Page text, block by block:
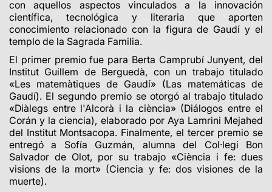
con aquellos aspectos vinculados a la innovación
científica, tecnológica y literaria que aporten
conocimiento relacionado con la figura de Gaudí y el
templo de la Sagrada Familia.
El primer premio fue para Berta Camprubí Junyent, del
Institut Guillem de Berguedà, con un trabajo titulado
«Les matemàtiques de Gaudí» (Las matemáticas de
Gaudí). El segundo premio se otorgó al trabajo titulado
«Diàlegs entre l'Alcorà i la ciència» (Diálogos entre el
Corán y la ciencia), elaborado por Aya Lamrini Mejahed
del Institut Montsacopa. Finalmente, el tercer premio se
entregó a Sofía Guzmán, alumna del Col·legi Bon
Salvador de Olot, por su trabajo «Ciència i fe: dues
visions de la mort» (Ciencia y fe: dos visiones de la
muerte).